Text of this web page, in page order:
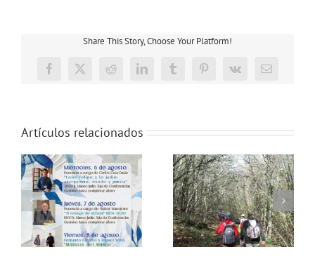
Share This Story, Choose Your Platform!
Facebook
X RedditLinkedInTumblrPinterest
Vk
Correo
Artículos relacionados